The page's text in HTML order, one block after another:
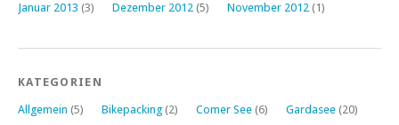
Januar 2013 (3) Dezember 2012 (5) November 2012 (1)
KATEGORIEN
Allgemein (5) Bikepacking (2) Comer See (6) Gardasee (20)